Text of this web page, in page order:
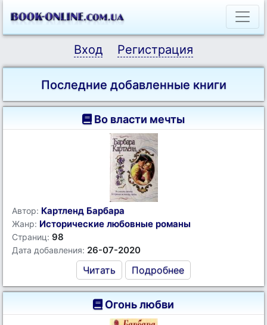
Вход Регистрация
Последние добавленные книги
Во власти мечты
Автор: Картленд Барбара
Жанр: Исторические любовные романы
Страниц: 98
Дата добавления: 26-07-2020
Читать Подробнее
Огонь любви